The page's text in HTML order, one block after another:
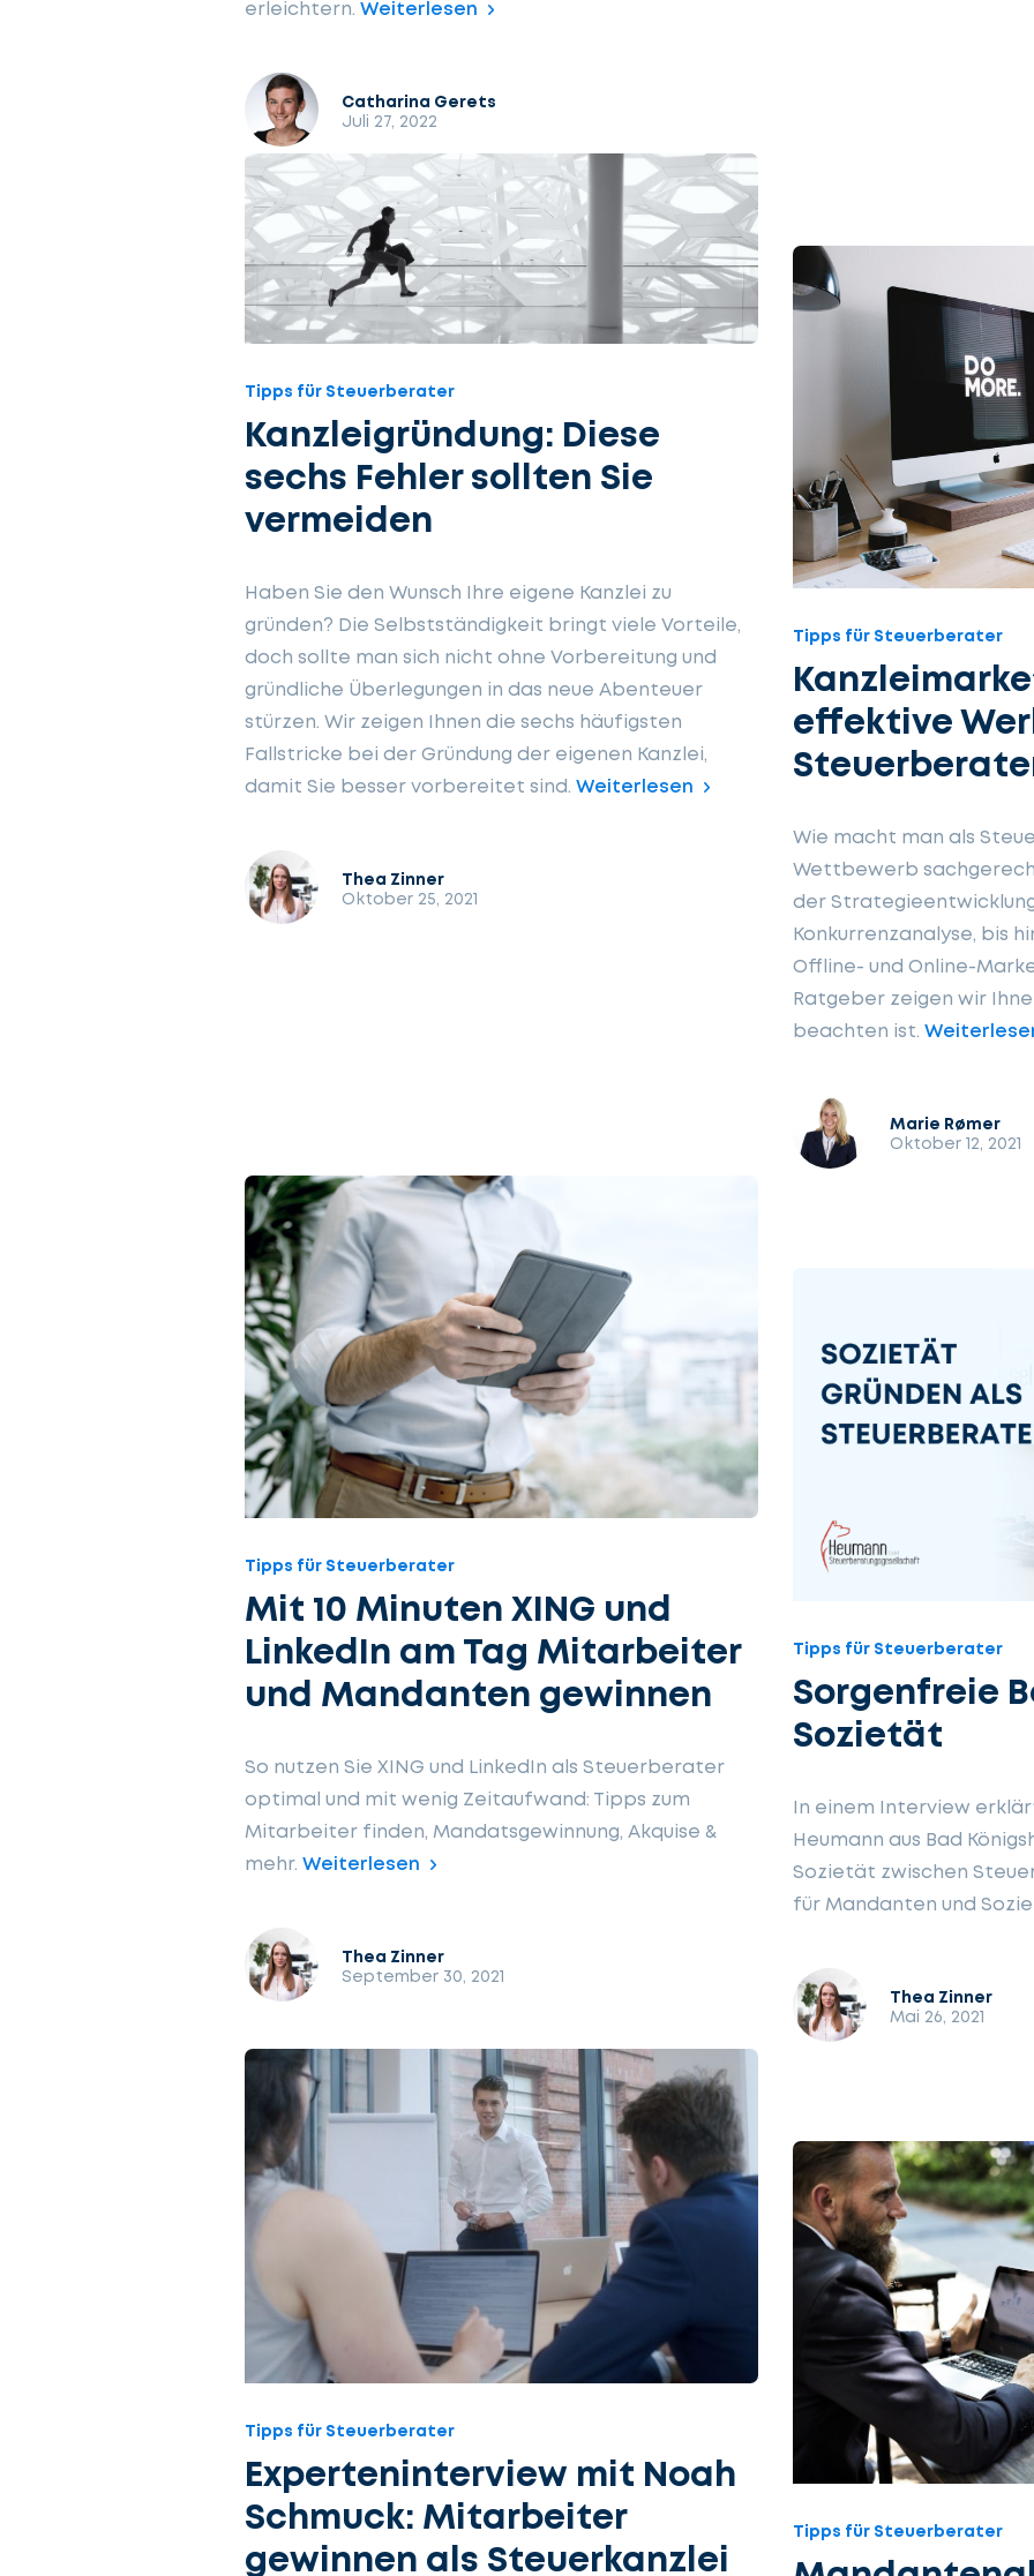
erleichtern. Weiterlesen
Catharina Gerets
Juli 27, 2022
Tipps für Steuerberater
Kanzleigründung: Diese
sechs Fehler sollten Sie
vermeiden
Haben Sie den Wunsch Ihre eigene Kanzlei zu
gründen? Die Selbstständigkeit bringt viele Vorteile,
doch sollte man sich nicht ohne Vorbereitung und
gründliche Überlegungen in das neue Abenteuer
stürzen. Wir zeigen Ihnen die sechs häufigsten
Fallstricke bei der Gründung der eigenen Kanzlei,
damit Sie besser vorbereitet sind. Weiterlesen
Thea Zinner
Oktober 25, 2021
Tipps für Steuerberater
effektive
Wie macht man als
Wettbewerb
der
Konkurrenzanalyse, bis
Offline- und Online-
Ratgeber zeigen wir
beachten ist.
Marie Rømer
Oktober 12, 2021
Tipps für Steuerberater
Mit 10 Minuten XING und
LinkedIn am Tag Mitarbeiter
und Mandanten gewinnen
So nutzen Sie XING und LinkedIn als Steuerberater
optimal und mit wenig Zeitaufwand: Tipps zum
Mitarbeiter finden, Mandatsgewinnung, Akquise &
mehr. Weiterlesen
Thea Zinner
September 30, 2021
Tipps für Steuerberater
Sorgenfreie
Sozietät
In einem Interview
Heumann aus Bad
Sozietät zwischen
für Mandanten und
Thea Zinner
Mai 26, 2021
Tipps für Steuerberater
Experteninterview mit Noah
Schmuck: Mitarbeiter
gewinnen als Steuerkanzlei
Tipps für Steuerberater